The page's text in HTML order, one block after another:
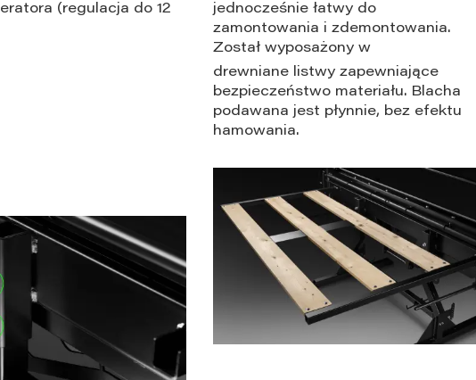
(regulacja do 12
jednocześnie łatwy do
zamontowania i zdemontowania.
Został wyposażony w
drewniane listwy zapewniające
bezpieczeństwo materiału. Blacha
podawana jest płynnie, bez efektu
hamowania.